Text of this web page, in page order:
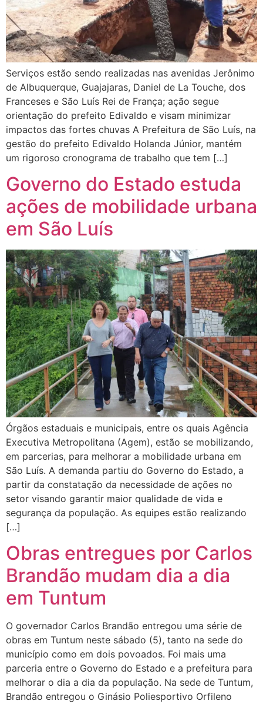
Serviços estão sendo realizadas nas avenidas Jerônimo
de Albuquerque, Guajajaras, Daniel de La Touche, dos
Franceses e São Luís Rei de França; ação segue
orientação do prefeito Edivaldo e visam minimizar
impactos das fortes chuvas A Prefeitura de São Luís, na
gestão do prefeito Edivaldo Holanda Júnior, mantém
um rigoroso cronograma de trabalho que tem […]
Governo do Estado estuda
ações de mobilidade urbana
em São Luís
Órgãos estaduais e municipais, entre os quais Agência
Executiva Metropolitana (Agem), estão se mobilizando,
em parcerias, para melhorar a mobilidade urbana em
São Luís. A demanda partiu do Governo do Estado, a
partir da constatação da necessidade de ações no
setor visando garantir maior qualidade de vida e
segurança da população. As equipes estão realizando
[…]
Obras entregues por Carlos
Brandão mudam dia a dia
em Tuntum
O governador Carlos Brandão entregou uma série de
obras em Tuntum neste sábado (5), tanto na sede do
município como em dois povoados. Foi mais uma
parceria entre o Governo do Estado e a prefeitura para
melhorar o dia a dia da população. Na sede de Tuntum,
Brandão entregou o Ginásio Poliesportivo Orfileno